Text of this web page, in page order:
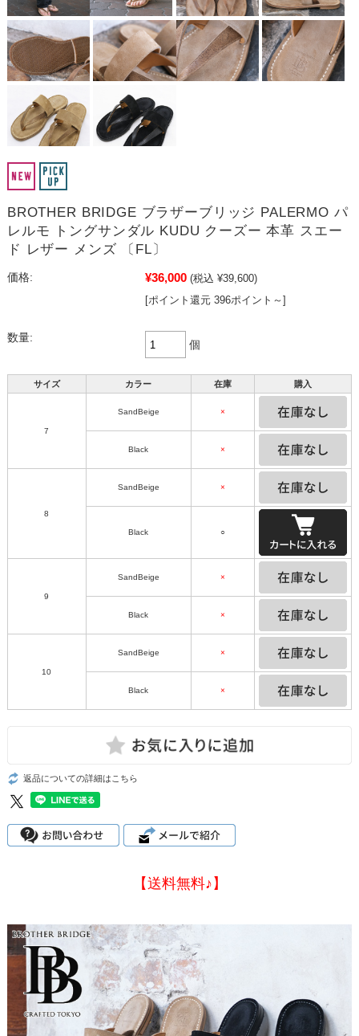
BROTHER BRIDGE ブラザーブリッジ PALERMO パ
レルモ トングサンダル KUDU クーズー 本革 スエー
ド レザー メンズ 〔FL〕
価格: ¥36,000 (税込 ¥39,600)
[ポイント還元 396ポイント～]
数量:
個
サイズ カラー 在庫 購入
7
SandBeige ×
Black ×
8
SandBeige ×
Black ○
9
SandBeige ×
Black ×
10
SandBeige ×
Black ×
返品についての詳細はこちら
【送料無料♪】